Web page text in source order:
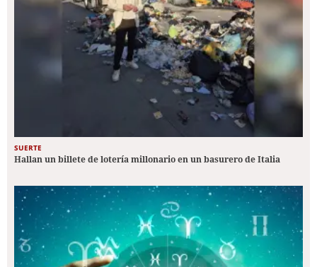
SUERTE
Hallan un billete de lotería millonario en un basurero de Italia